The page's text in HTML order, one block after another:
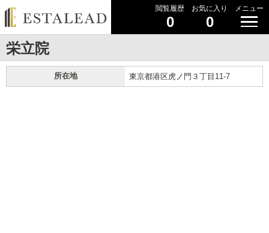
閲覧履歴
0
お気に入り
0
メニュー
栄立院
所在地 東京都港区虎ノ門３丁目11-7